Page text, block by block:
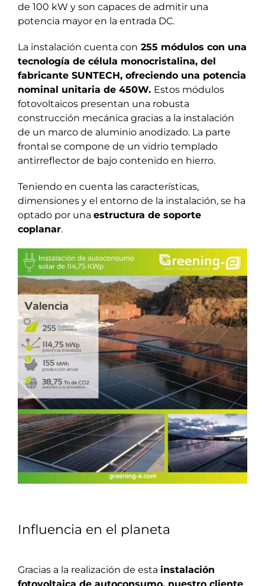
de 100 kW y son capaces de admitir una
potencia mayor en la entrada DC.
La instalación cuenta con 255 módulos con una
tecnología de célula monocristalina, del
fabricante SUNTECH, ofreciendo una potencia
nominal unitaria de 450W. Estos módulos
fotovoltaicos presentan una robusta
construcción mecánica gracias a la instalación
de un marco de aluminio anodizado. La parte
frontal se compone de un vidrio templado
antirreflector de bajo contenido en hierro.
Teniendo en cuenta las características,
dimensiones y el entorno de la instalación, se ha
optado por una estructura de soporte
coplanar.
Influencia en el planeta
Gracias a la realización de esta instalación
fotovoltaica de autoconsumo, nuestro cliente